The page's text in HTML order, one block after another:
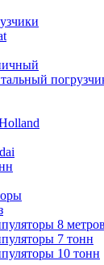
8 метров
7 тонн
10 тонн